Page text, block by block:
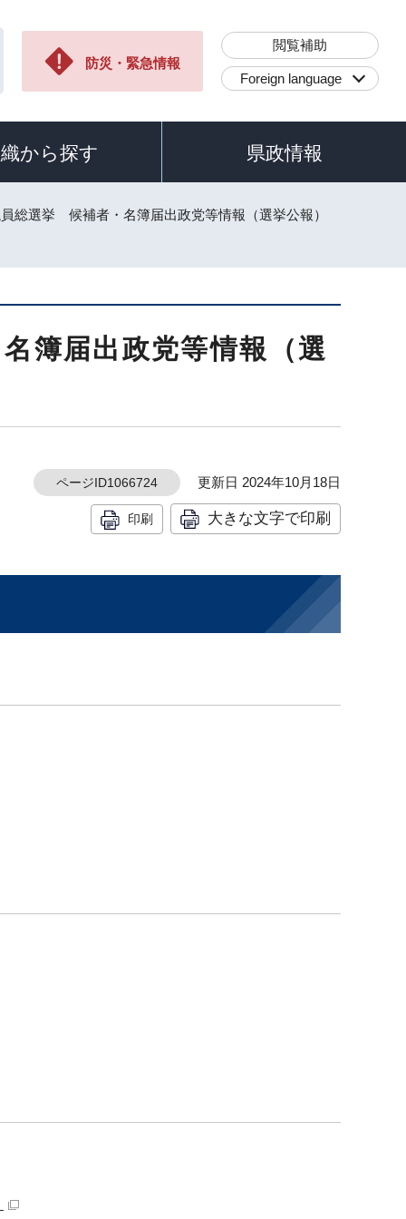
防災・緊急情報
閲覧補助
Foreign language
から探す 県政情報
総選挙 候補者・名簿届出政党等情報（選挙公報）
簿届出政党等情報（選
ページID1066724 更新日 2024年10月18日
印刷 大きな文字で印刷